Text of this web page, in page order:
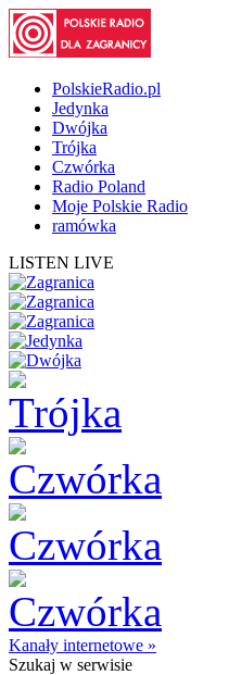
PolskieRadio.pl
Jedynka
Dwójka
Trójka
Czwórka
Radio Poland
Moje Polskie Radio
ramówka
LISTEN LIVE
Kanały internetowe »
Szukaj w serwisie